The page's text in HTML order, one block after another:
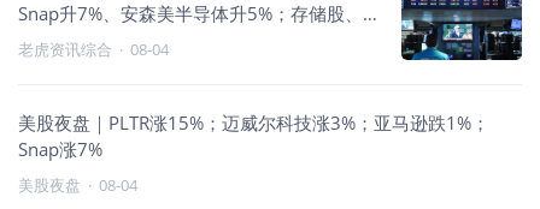
Snap升7%、安森美半导体升5%；存储股、
光通股夜盘造好，SK海力士、AXT 升2%
老虎资讯综合 · 08-04
美股夜盘｜PLTR涨15%；迈威尔科技涨3%；亚马逊跌1%；
Snap涨7%
美股夜盘 · 08-04